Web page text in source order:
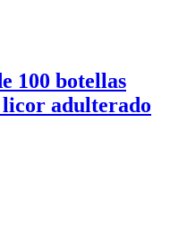
100 botellas
licor adulterado